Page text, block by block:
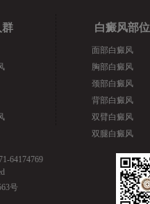
群 白癜风部位
面部白癜风
胸部白癜风
颈部白癜风
背部白癜风
双臂白癜风
双腿白癜风
64174769
号